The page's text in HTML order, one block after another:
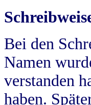
Bei den
Namen
verstanden
haben.